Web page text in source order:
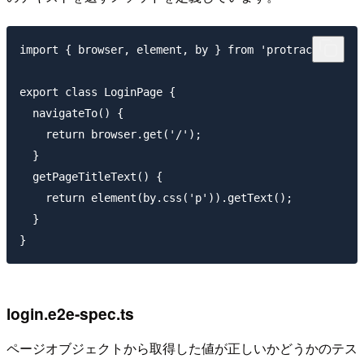
import { browser, element, by } from 'protractor';
export class LoginPage {
  navigateTo() {
    return browser.get('/');
  }
  getPageTitleText() {
    return element(by.css('p')).getText();
  }
login.e2e-spec.ts
ページオブジェクトから取得した値が正しいかどうかのテス